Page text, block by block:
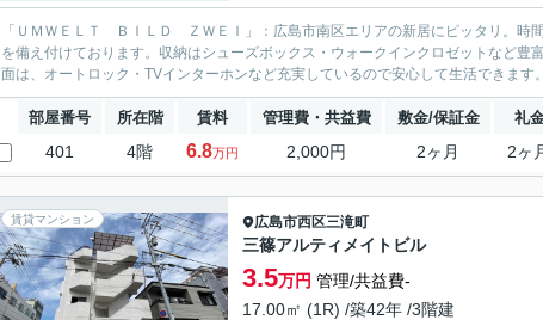
「ＵＭＷＥＬＴ ＢＩＬＤ ＺＷＥＩ」：広島市南区エリアの新居にピッタリ。時
を備え付けております。収納はシューズボックス・ウォークインクロゼットなど
面は、オートロック・TVインターホンなど充実しているので安心して生活できま
部屋番号 所在階 賃料 管理費・共益費 敷金/保証金 礼
401 4階 6.8万円 2,000円 2ヶ月 2ヶ
賃貸マンション 広島市西区三滝町
三篠アルティメイトビル
3.5万円 管理/共益費-
17.00㎡ (1R) /築42年 /3階建